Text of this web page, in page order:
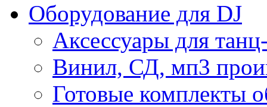
Оборудование для DJ
Аксессуары для
Винил, СД, мп3
Готовые комплекты